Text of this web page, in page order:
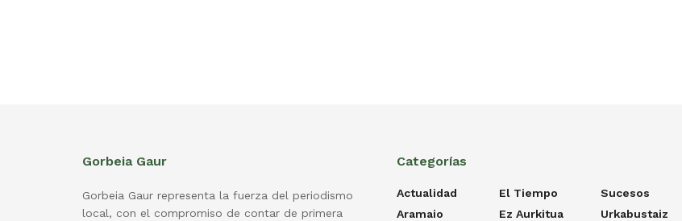
Gorbeia Gaur
Gorbeia Gaur representa la fuerza del periodismo
local, con el compromiso de contar de primera
Categorías
Actualidad
Aramaio
El Tiempo
Ez Aurkitua
Sucesos
Urkabustaiz